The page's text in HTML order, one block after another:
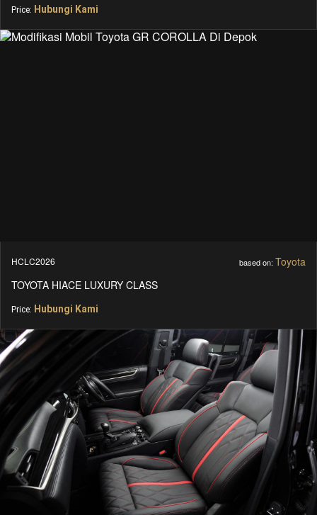
Price: Hubungi Kami
HCLC2026 based on: Toyota
TOYOTA HIACE LUXURY CLASS
Price: Hubungi Kami